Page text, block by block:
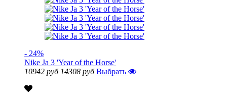
- 24%
Nike Ja 3 'Year of the Horse'
10942 руб 14308 руб Выбрать